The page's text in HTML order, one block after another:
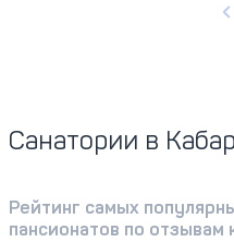
Санатории в
Рейтинг самых
пансионатов по отзывам